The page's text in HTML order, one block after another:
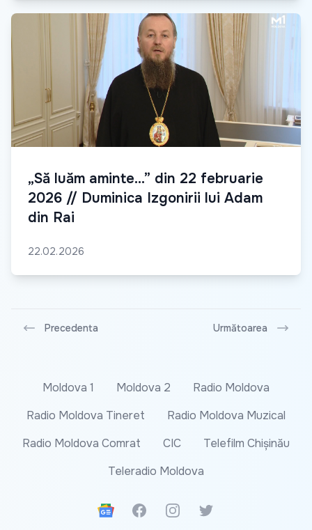
„Să luăm aminte...” din 22 februarie
2026 // Duminica Izgonirii lui Adam
din Rai
22.02.2026
Precedenta Următoarea
Moldova 1 Moldova 2
Radio Moldova
Radio Moldova Tineret
Radio Moldova Muzical
Radio Moldova Comrat
CIC
Telefilm Chișinău
Teleradio Moldova
Google News
FacebookInstagramTwitter